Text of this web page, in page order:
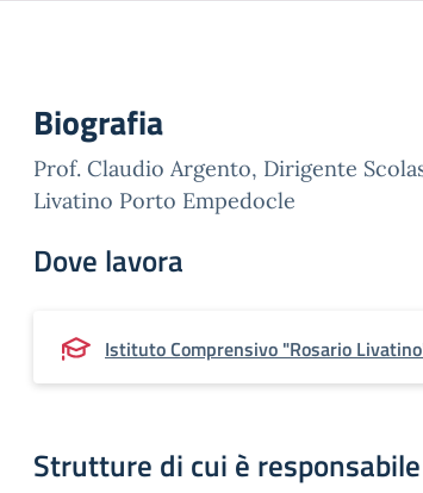
Biografia
Prof. Claudio Argento, Dirigente
Livatino Porto Empedocle
Dove lavora
Istituto Comprensivo "Rosario
Strutture di cui è responsabile